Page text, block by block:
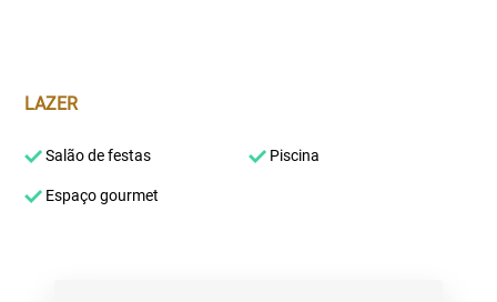
LAZER
Salão de festas Piscina
Espaço gourmet